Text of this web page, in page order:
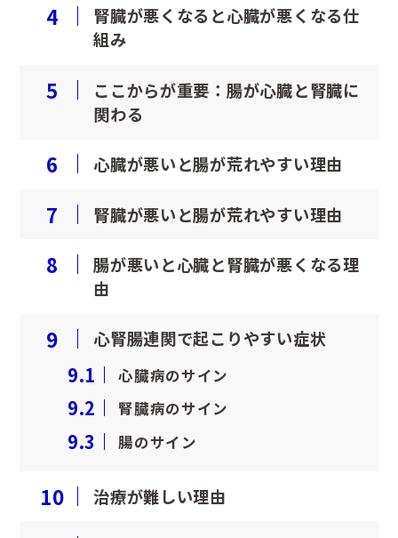
耳科・皮膚科
神経科
消化器科 栄養管理科
避妊・去勢手術 予防ワクチン
健康診断
4
腎臓が悪くなると心臓が悪くなる仕
組み
5
ここからが重要：腸が心臓と腎臓に
関わる
6 心臓が悪いと腸が荒れやすい理由
7 腎臓が悪いと腸が荒れやすい理由
8
腸が悪いと心臓と腎臓が悪くなる理
由
9 心腎腸連関で起こりやすい症状
9.1 心臓病のサイン
9.2 腎臓病のサイン
9.3 腸のサイン
10 治療が難しい理由